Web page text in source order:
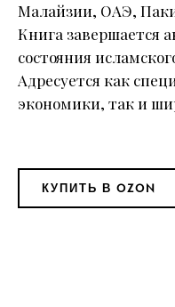
Малайзии, ОАЭ,
Книга завершается
состояния
Адресуется как
экономики, так и
КУПИТЬ В OZON